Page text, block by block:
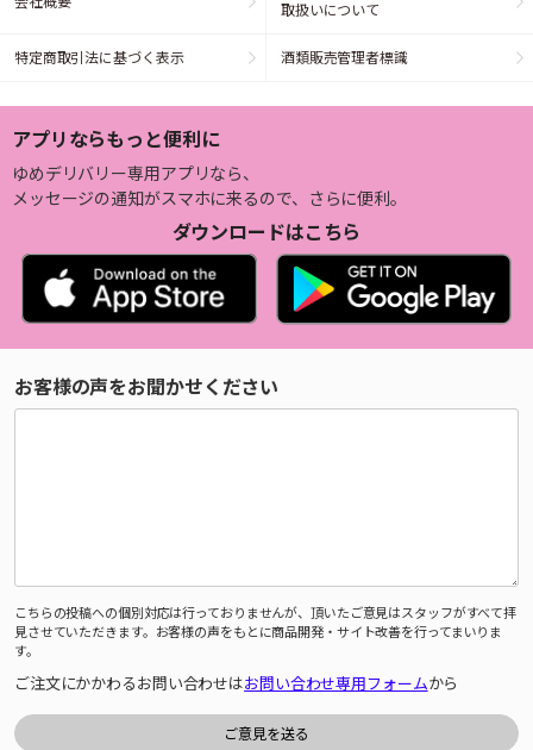
取扱いについて
特定商取引法に基づく表示 酒類販売管理者標識
アプリならもっと便利に
ゆめデリバリー専用アプリなら、
メッセージの通知がスマホに来るので、さらに便利。
ダウンロードはこちら
お客様の声をお聞かせください
こちらの投稿への個別対応は行っておりませんが、頂いたご意見はスタッフがすべて拝
見させていただきます。お客様の声をもとに商品開発・サイト改善を行ってまいりま
す。
ご注文にかかわるお問い合わせはお問い合わせ専用フォームから